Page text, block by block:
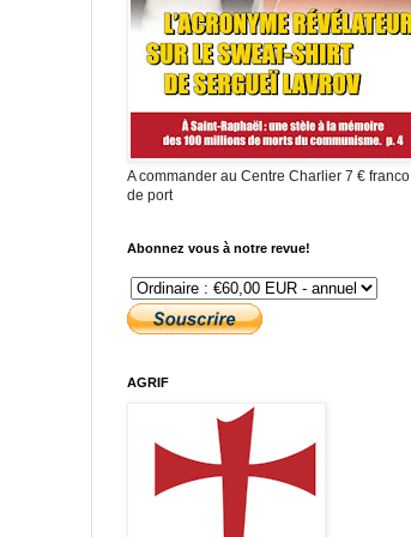
A commander au Centre Charlier 7 € franco
de port
Abonnez vous à notre revue!
AGRIF